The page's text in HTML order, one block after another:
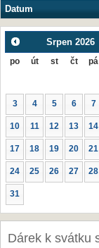
Datum
Srpen 2026
po út st čt pá
3 4 5 6 7
10 11 12 13 14
17 18 19 20 21
24 25 26 27 28
31
Dárek k svátku